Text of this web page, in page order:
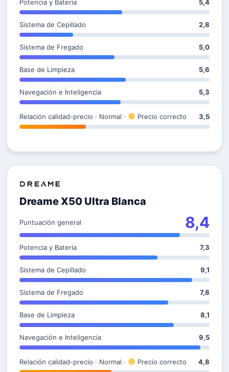
Potencia y Batería 5,4
Sistema de Cepillado 2,8
Sistema de Fregado 5,0
Base de Limpieza 5,6
Navegación e Inteligencia 5,3
Relación calidad-precio · Normal · Precio correcto 3,5
Dreame X50 Ultra Blanca
Puntuación general 8,4
Potencia y Batería 7,3
Sistema de Cepillado 9,1
Sistema de Fregado 7,8
Base de Limpieza 8,1
Navegación e Inteligencia 9,5
Relación calidad-precio · Normal · Precio correcto 4,8